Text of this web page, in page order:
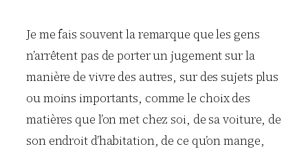
Je me fais souvent la remarque que les gens
n’arrêtent pas de porter un jugement sur la
manière de vivre des autres, sur des sujets plus
ou moins importants, comme le choix des
matières que l’on met chez soi, de sa voiture, de
son endroit d’habitation, de ce qu’on mange,